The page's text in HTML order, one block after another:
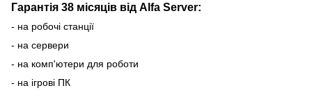
Гарантія 38 місяців від Alfa Server:
- на робочі станції
- на сервери
- на комп'ютери для роботи
- на ігрові ПК